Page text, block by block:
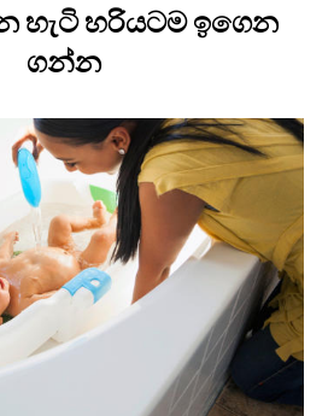
හැටි හරියටම ඉගෙන
ගන්න